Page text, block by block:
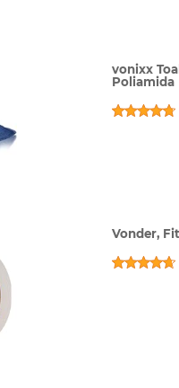
vonixx
Poliamida
Vonder,